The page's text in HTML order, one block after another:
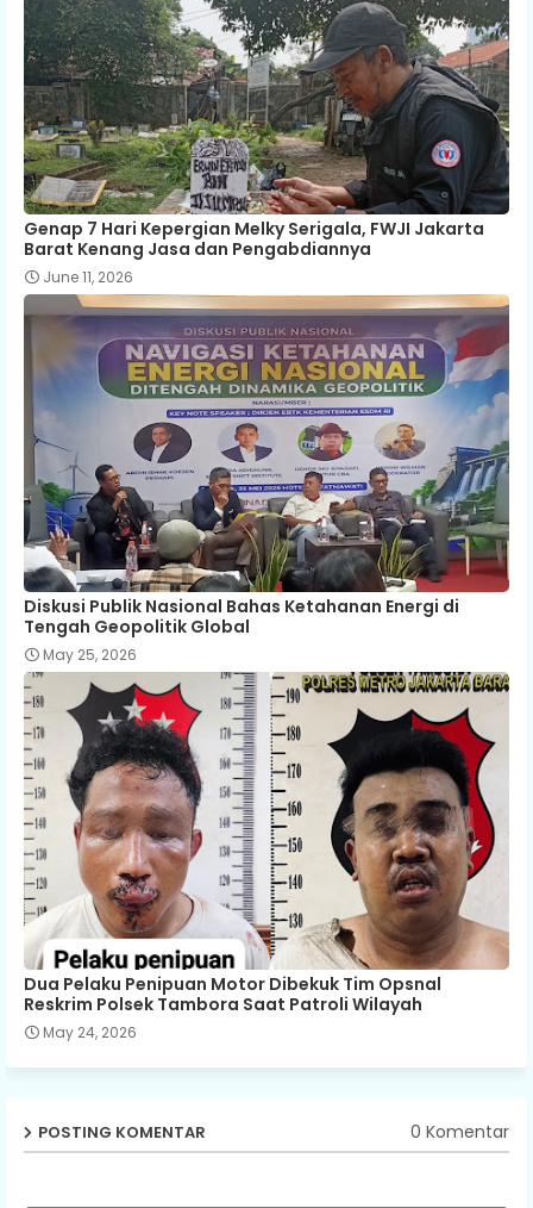
Genap 7 Hari Kepergian Melky Serigala, FWJI Jakarta
Barat Kenang Jasa dan Pengabdiannya
June 11, 2026
Diskusi Publik Nasional Bahas Ketahanan Energi di
Tengah Geopolitik Global
May 25, 2026
Dua Pelaku Penipuan Motor Dibekuk Tim Opsnal
Reskrim Polsek Tambora Saat Patroli Wilayah
May 24, 2026
POSTING KOMENTAR 0 Komentar